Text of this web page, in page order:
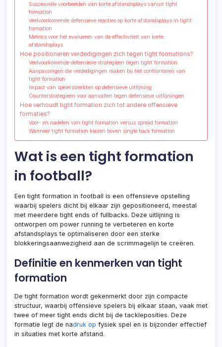
Succesvolle voorbeelden van korte afstandsplays vanuit tight
formation
Veelvoorkomende defensieve reacties op korte afstandsplays in tight
formation
Metrics voor het evalueren van de effectiviteit van korte
afstandsplays
Hoe positioneren verdedigingen zich tegen tight formations?
Veelvoorkomende defensieve strategieën tegen tight formation
Aanpassingen die verdedigingen maken bij het confronteren van
tight formation
Impact van spelerssterkten op defensieve uitlijning
Counterstrategieën voor aanvallen tegen defensieve uitlijningen
Hoe verhoudt tight formation zich tot andere offensieve
formaties?
Voor- en nadelen van tight formation versus spread formation
Wanneer tight formation kiezen boven single back formation
Wat is een tight formation
in football?
Een tight formation in football is een offensieve opstelling
waarbij spelers dicht bij elkaar zijn gepositioneerd, meestal
met meerdere tight ends of fullbacks. Deze uitlijning is
ontworpen om power running te verbeteren en korte
afstandsplays te optimaliseren door een sterke
blokkeringsaanwezigheid aan de scrimmagelijn te creëren.
Definitie en kenmerken van tight
formation
De tight formation wordt gekenmerkt door zijn compacte
structuur, waarbij offensieve spelers bij elkaar staan, vaak met
twee of meer tight ends dicht bij de tackleposities. Deze
formatie legt de nadruk op fysiek spel en is bijzonder effectief
in situaties met korte afstand.